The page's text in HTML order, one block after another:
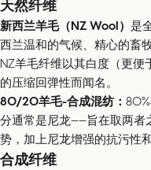
天然纤维
新西兰羊毛（NZ Wool） 是
西兰温和的气候、精心的畜
NZ羊毛纤维以其白度（更便
的压缩回弹性而闻名。
80/20羊毛-合成混纺：
分通常是尼龙——旨在取两者
势，加上尼龙增强的抗污性
合成纤维